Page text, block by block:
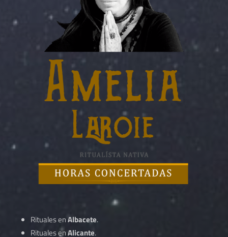
Rituales enAlbacete.
Rituales enAlicante.